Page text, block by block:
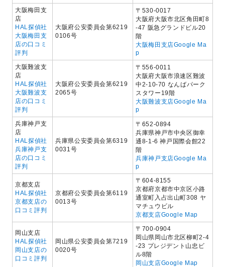
大阪梅田支
店
HAL探偵社
大阪梅田支
店の口コミ
評判
大阪府公安委員会第6219
0106号
〒530-0017
大阪府大阪市北区角田町8
-47 阪急グランドビル20
階
大阪梅田支店Google Ma
p
大阪難波支
店
HAL探偵社
大阪難波支
店の口コミ
評判
大阪府公安委員会第6219
2065号
〒556-0011
大阪府大阪市浪速区難波
中2-10-70 なんばパーク
スタワー19階
大阪難波支店Google Ma
p
兵庫神戸支
店
HAL探偵社
兵庫神戸支
店の口コミ
評判
兵庫県公安委員会第6319
0031号
〒652-0894
兵庫県神戸市中央区御幸
通8-1-6 神戸国際会館22
階
兵庫神戸支店Google Ma
p
京都支店
HAL探偵社
京都支店の
口コミ評判
京都府公安委員会第6119
0013号
〒604-8155
京都府京都市中京区小路
通室町入占出山町308 ヤ
マチュウビル
京都支店Google Map
岡山支店
HAL探偵社
岡山支店の
口コミ評判
岡山県公安委員会第7219
0020号
〒700-0904
岡山県岡山市北区柳町2-4
-23 プレジデント山忠ビ
ル8階
岡山支店Google Map